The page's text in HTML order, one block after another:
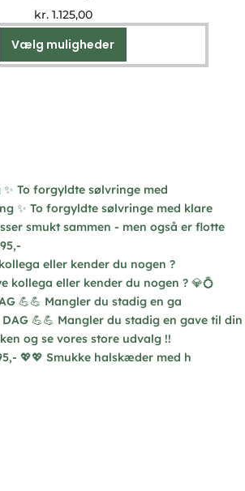
kr.1.125,00
Vælg muligheder
vare
på
varesiden
To forgyldte sølvringe med
eller kender du nogen ?
💪💪 Mangler du stadig en ga
💖💖 Smukke halskæder med h